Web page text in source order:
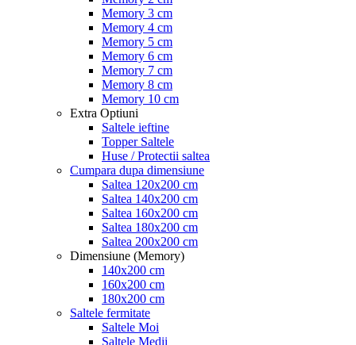
Memory 3 cm
Memory 4 cm
Memory 5 cm
Memory 6 cm
Memory 7 cm
Memory 8 cm
Memory 10 cm
Extra Optiuni
Saltele ieftine
Topper Saltele
Huse / Protectii saltea
Cumpara dupa dimensiune
Saltea 120x200 cm
Saltea 140x200 cm
Saltea 160x200 cm
Saltea 180x200 cm
Saltea 200x200 cm
Dimensiune (Memory)
140x200 cm
160x200 cm
180x200 cm
Saltele fermitate
Saltele Moi
Saltele Medii